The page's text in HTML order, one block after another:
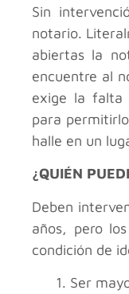
Sin
notario.
abiertas la
encuentre al
exige la falta
para
halle en un
¿QUIÉN
Deben
años, pero
condición de
1. Ser